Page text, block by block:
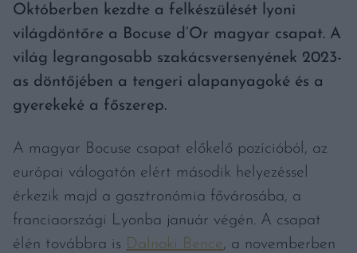
Októberben kezdte a felkészülését lyoni
világdöntőre a Bocuse d’Or magyar csapat. A
világ legrangosabb szakácsversenyének 2023-
as döntőjében a tengeri alapanyagoké és a
gyerekeké a főszerep.
A magyar Bocuse csapat előkelő pozícióból, az
európai válogatón elért második helyezéssel
érkezik majd a gasztronómia fővárosába, a
franciaországi Lyonba január végén. A csapat
élén továbbra is Dalnoki Bence, a novemberben